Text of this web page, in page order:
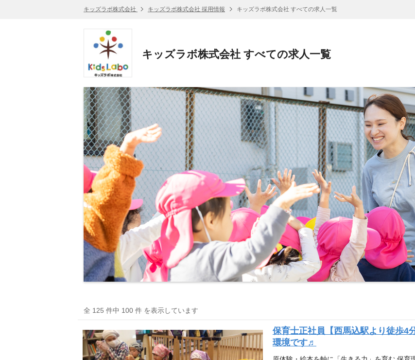
キッズラボ株式会社 キッズラボ株式会社 採用情報 キッズラボ株式会社 すべての求人一覧
キッズラボ株式会社 すべての求人一覧
全 125 件中 100 件 を表示しています
保育士正社員【西馬込駅より徒歩
環境です♬